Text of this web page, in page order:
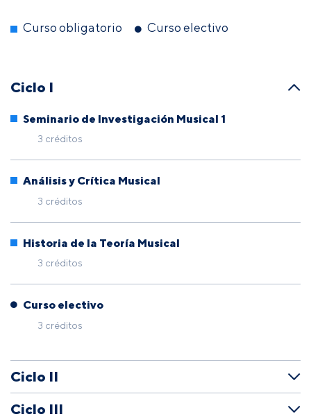
Curso obligatorio Curso electivo
Ciclo I
Seminario de Investigación Musical 1
3 créditos
Análisis y Crítica Musical
3 créditos
Historia de la Teoría Musical
3 créditos
Curso electivo
3 créditos
Ciclo II
Ciclo III